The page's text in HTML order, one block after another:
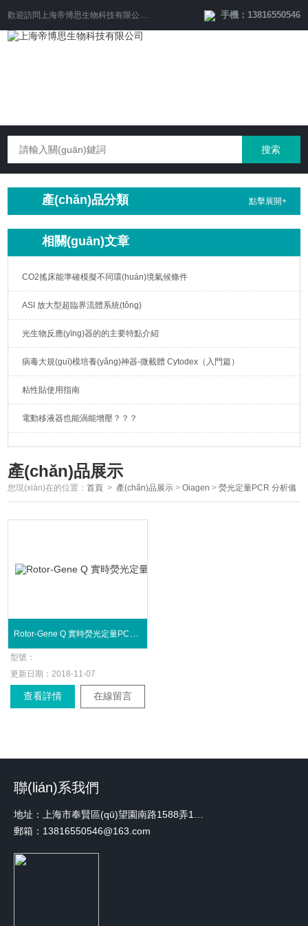
歡迎訪問 上海帝博思生物科技有限公司 手機：13816550546
產(chǎn)品分類 點擊展開+
相關(guān)文章
CO2搖床能準確模擬不同環(huán)境氣候條件
ASI 放大型超臨界流體系統(tǒng)
光生物反應(yīng)器的的主要特點介紹
病毒大規(guī)模培養(yǎng)神器-微載體 Cytodex（入門篇）
粘性貼使用指南
電動移液器也能渦能增壓？？？
產(chǎn)品展示
您現(xiàn)在的位置：首頁 > 產(chǎn)品展示 >Oiagen >熒光定量PCR 分析儀
Rotor-Gene Q 實時熒光定量PCR 分析儀
型號：
更新日期：2018-11-07
查看詳情 在線留言
聯(lián)系我們
郵箱：13816550546@163.com